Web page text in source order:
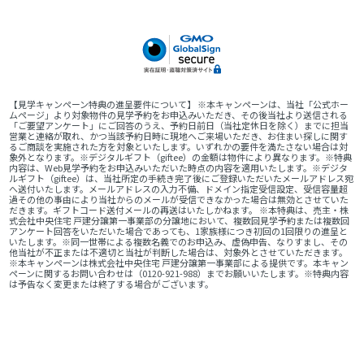
【見学キャンペーン特典の進呈要件について】 ※本キャンペーンは、当社「公式ホー
ムページ」より対象物件の見学予約をお申込みいただき、その後当社より送信される
「ご要望アンケート」にご回答のうえ、予約日前日（当社定休日を除く）までに担当
営業と連絡が取れ、かつ当該予約日時に現地へご来場いただき、お住まい探しに関す
るご商談を実施された方を対象といたします。いずれかの要件を満たさない場合は対
象外となります。※デジタルギフト（giftee）の金額は物件により異なります。※特典
内容は、Web見学予約をお申込みいただいた時点の内容を適用いたします。※デジタ
ルギフト（giftee）は、当社所定の手続き完了後にご登録いただいたメールアドレス宛
へ送付いたします。メールアドレスの入力不備、ドメイン指定受信設定、受信容量超
過その他の事由により当社からのメールが受信できなかった場合は無効とさせていた
だきます。ギフトコード送付メールの再送はいたしかねます。 ※本特典は、売主・株
式会社中央住宅 戸建分譲第一事業部の分譲地において、複数回見学予約または複数回
アンケート回答をいただいた場合であっても、1家族様につき初回の1回限りの進呈と
いたします。※同一世帯による複数名義でのお申込み、虚偽申告、なりすまし、その
他当社が不正または不適切と当社が判断した場合は、対象外とさせていただきます。
※本キャンペーンは株式会社中央住宅 戸建分譲第一事業部による提供です。本キャン
ペーンに関するお問い合わせは（0120-921-988）までお願いいたします。※特典内容
は予告なく変更または終了する場合がございます。